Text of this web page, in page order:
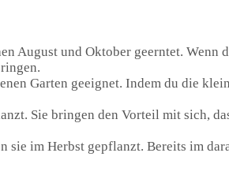
August und Oktober geerntet. Wenn
Garten geeignet. Indem du die
Sie bringen den Vorteil mit sich,
sie im Herbst gepflanzt. Bereits im